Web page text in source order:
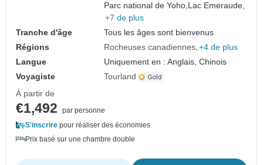
Parc national de Yoho,Lac Emeraude,
+7 de plus
Tranche d'âge
Tous les âges sont bienvenus
Régions
Rocheuses canadiennes +4 de plus
Langue
Uniquement en : Anglais, Chinois
Voyagiste
Tourland
À partir de
€1,492
par personne
S'inscrire pour réaliser des économies
Prix basé sur une chambre double